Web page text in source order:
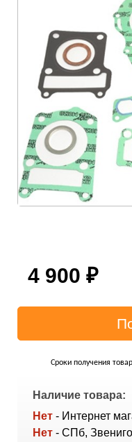
4 900 ₽
Сроки получения
Наличие товара:
Нет - Интернет
Нет - СПб,